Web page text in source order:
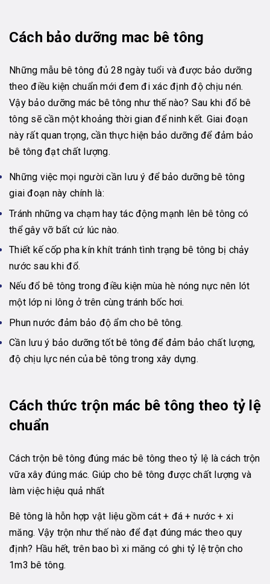
Cách bảo dưỡng mac bê tông
Những mẫu bê tông đủ 28 ngày tuổi và được bảo dưỡng
theo điều kiện chuẩn mới đem đi xác định độ chịu nén.
Vậy bảo dưỡng mác bê tông như thế nào? Sau khi đổ bê
tông sẽ cần một khoảng thời gian để ninh kết. Giai đoạn
này rất quan trọng, cần thực hiện bảo dưỡng để đảm bảo
bê tông đạt chất lượng.
Những việc mọi người cần lưu ý để bảo dưỡng bê tông
giai đoạn này chính là:
Tránh những va chạm hay tác động mạnh lên bê tông có
thể gây vỡ bất cứ lúc nào.
Thiết kế cốp pha kín khít tránh tình trạng bê tông bị chảy
nước sau khi đổ.
Nếu đổ bê tông trong điều kiện mùa hè nóng nực nên lót
một lớp ni lông ở trên cùng tránh bốc hơi.
Phun nước đảm bảo độ ẩm cho bê tông.
Cần lưu ý bảo dưỡng tốt bê tông để đảm bảo chất lượng,
độ chịu lực nén của bê tông trong xây dựng.
Cách thức trộn mác bê tông theo tỷ lệ
chuẩn
Cách trộn bê tông đúng mác bê tông theo tỷ lệ là cách trộn
vữa xây đúng mác. Giúp cho bê tông được chất lượng và
làm việc hiệu quả nhất
Bê tông là hỗn hợp vật liệu gồm cát + đá + nước + xi
măng. Vậy trộn như thế nào để đạt đúng mác theo quy
định? Hầu hết, trên bao bì xi măng có ghi tỷ lệ trộn cho
1m3 bê tông.